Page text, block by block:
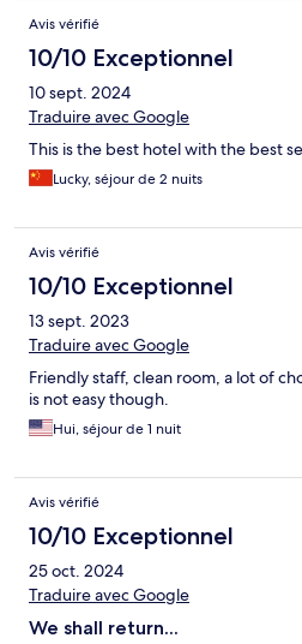
Avis vérifié
10/10 Exceptionnel
10 sept. 2024
Traduire avec Google
This is the best hotel with the best
Lucky, séjour de 2 nuits
Avis vérifié
10/10 Exceptionnel
13 sept. 2023
Traduire avec Google
Friendly staff, clean room, a lot of
is not easy though.
Hui, séjour de 1 nuit
Avis vérifié
10/10 Exceptionnel
25 oct. 2024
Traduire avec Google
We shall return...